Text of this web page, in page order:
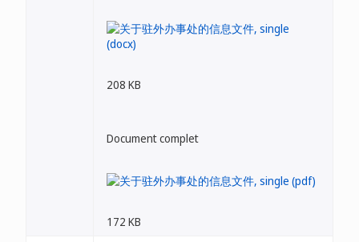
208 KB
Document complet
172 KB